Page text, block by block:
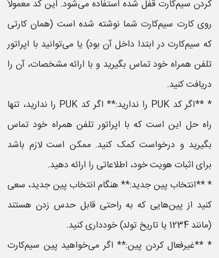
کردن سیم‌کارت قفل شده استفاده می‌شود. این کد معمولاً
روی کارت سیم‌کارت شما نوشته شده است (همان کارتی
که سیم‌کارت در ابتدا داخل آن بود) یا می‌توانید با اپراتور
تلفن همراه خود تماس بگیرید و با ارائه مشخصات، آن را
دریافت کنید.
* **اگر کد PUK را ندارید:** اگر کد PUK را ندارید، تنها
راه حل این است که با اپراتور تلفن همراه خود تماس
بگیرید و درخواست کمک کنید. ممکن است لازم باشد
برای اثبات هویت خود، اطلاعاتی را ارائه دهید.
* **انتخاب پین جدید:** هنگام انتخاب پین جدید، سعی
کنید از پین‌هایی که به راحتی قابل حدس زدن هستند
(مانند 1234 یا تاریخ تولد) خودداری کنید.
* **غیرفعال کردن پین:** اگر می‌خواهید پین سیم‌کارت